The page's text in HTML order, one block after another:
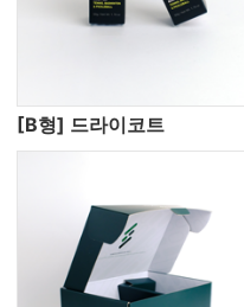
[B형] 드라이코트